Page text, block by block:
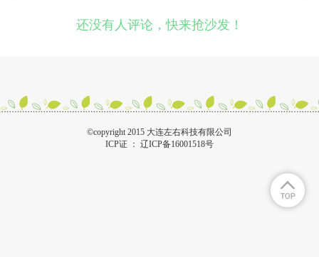
还没有人评论，快来抢沙发！
©copyright 2015 大连左右科技有限公司
ICP证 ： 辽ICP备16001518号